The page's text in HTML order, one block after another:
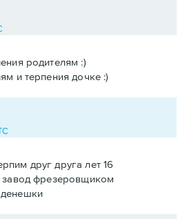
родителям :)
и терпения дочке :)
друг друга лет 16
завод фрезеровщиком